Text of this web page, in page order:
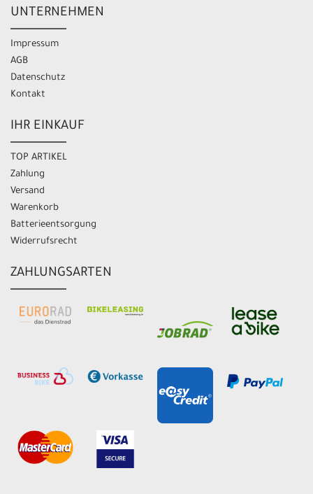
UNTERNEHMEN
Impressum
AGB
Datenschutz
Kontakt
IHR EINKAUF
TOP ARTIKEL
Zahlung
Versand
Warenkorb
Batterieentsorgung
Widerrufsrecht
ZAHLUNGSARTEN